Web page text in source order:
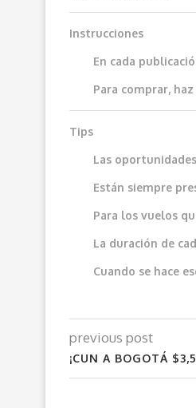
Instrucciones
En cada
Para comprar,
Tips
Las
Están siempre
Para los vuelos
La duración de
Cuando se hace
previous post
¡CUN A BOGOTÁ